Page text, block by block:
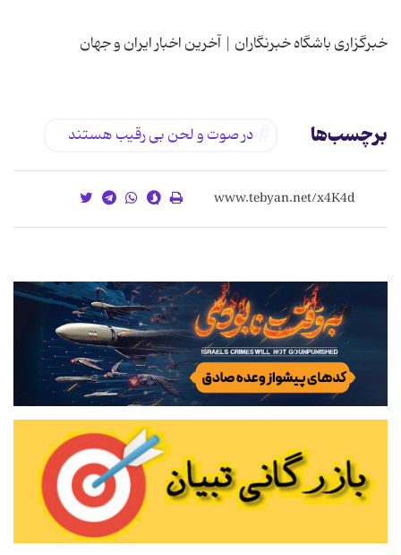
خبرگزاری باشگاه خبرنگاران | آخرین اخبار ایران و جهان
برچسب‌ها در صوت و لحن بی رقیب هستند